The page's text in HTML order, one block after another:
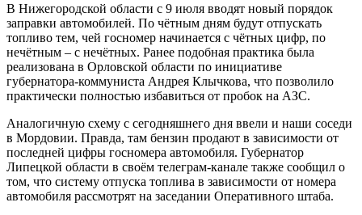
В Нижегородской области с 9 июля вводят новый порядок
заправки автомобилей. По чётным дням будут отпускать
топливо тем, чей госномер начинается с чётных цифр, по
нечётным – с нечётных. Ранее подобная практика была
реализована в Орловской области по инициативе
губернатора-коммуниста Андрея Клычкова, что позволило
практически полностью избавиться от пробок на АЗС.
Аналогичную схему с сегодняшнего дня ввели и наши соседи
в Мордовии. Правда, там бензин продают в зависимости от
последней цифры госномера автомобиля. Губернатор
Липецкой области в своём телеграм-канале также сообщил о
том, что систему отпуска топлива в зависимости от номера
автомобиля рассмотрят на заседании Оперативного штаба.